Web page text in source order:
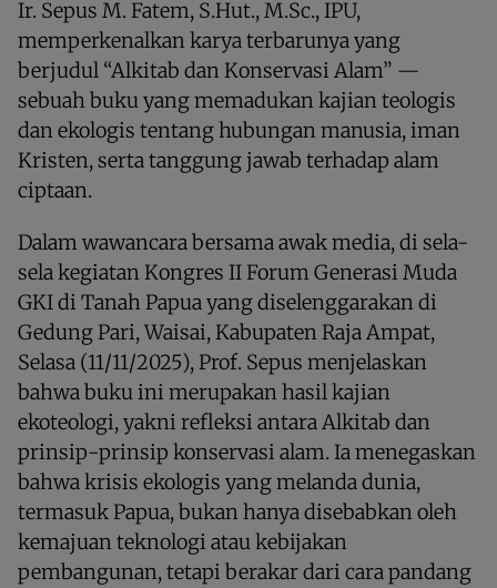
Ir. Sepus M. Fatem, S.Hut., M.Sc., IPU,
memperkenalkan karya terbarunya yang
berjudul “Alkitab dan Konservasi Alam” —
sebuah buku yang memadukan kajian teologis
dan ekologis tentang hubungan manusia, iman
Kristen, serta tanggung jawab terhadap alam
ciptaan.
Dalam wawancara bersama awak media, di sela-
sela kegiatan Kongres II Forum Generasi Muda
GKI di Tanah Papua yang diselenggarakan di
Gedung Pari, Waisai, Kabupaten Raja Ampat,
Selasa (11/11/2025), Prof. Sepus menjelaskan
bahwa buku ini merupakan hasil kajian
ekoteologi, yakni refleksi antara Alkitab dan
prinsip-prinsip konservasi alam. Ia menegaskan
bahwa krisis ekologis yang melanda dunia,
termasuk Papua, bukan hanya disebabkan oleh
kemajuan teknologi atau kebijakan
pembangunan, tetapi berakar dari cara pandang